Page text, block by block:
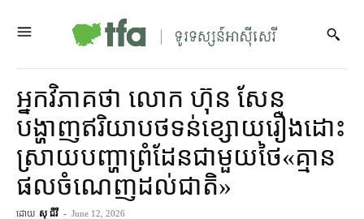
អ្នកវិភាគ​ថា លោក ហ៊ុន សែន
បង្ហាញ​ឥរិយាបថ​ទន់ខ្សោយ​រឿង​ដោះ
ស្រាយ​បញ្ហា​ព្រំដែន​ជាមួយ​ថៃ​«​គ្មាន​
ផល​ចំណេញ​ដល់​ជាតិ»
ដោយ សុ ជីវី - June 12, 2026